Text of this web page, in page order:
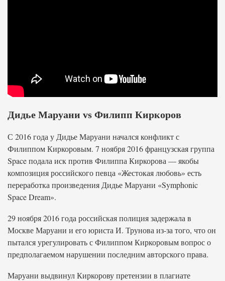
Дидье Маруани vs Филипп Киркоров
С 2016 года у Дидье Маруани начался конфликт с
Филиппом Киркоровым. 7 ноября 2016 французская группа
Space подала иск против Филиппа Киркорова — якобы
композиция российского певца «Жестокая любовь» есть
переработка произведения Дидье Маруани «Symphonic
Space Dream».
29 ноября 2016 года российская полиция задержала в
Москве Маруани и его юриста И. Трунова из-за того, что он
пытался урегулировать с Филиппом Киркоровым вопрос о
предполагаемом нарушении последним авторского права.
Маруани выдвинул Киркорову претензии в плагиате